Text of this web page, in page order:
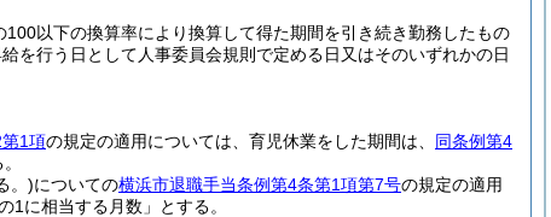
以下の換算率により換算して得た期間を引き続き勤務したもの
を行う日として人事委員会規則で定める日又はそのいずれかの日
1項の規定の適用については、育児休業をした期間は、 同条例第4
。)についての横浜市退職手当条例第4条第1項第7号の規定の適用
に相当する月数」とする。